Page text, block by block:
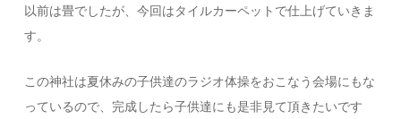
以前は畳でしたが、今回はタイルカーペットで仕上げていきま
す。
この神社は夏休みの子供達のラジオ体操をおこなう会場にもな
っているので、完成したら子供達にも是非見て頂きたいです